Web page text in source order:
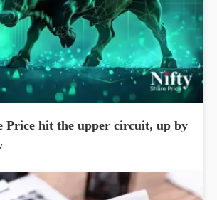
Price hit the upper circuit, up by